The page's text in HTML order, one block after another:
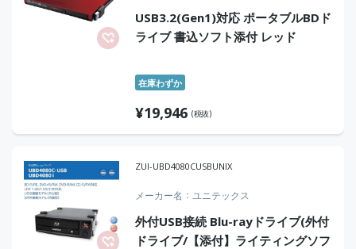
USB3.2(Gen1)対応 ポータブルBDド
ライブ 書込ソフト添付 レッド
在庫わずか
¥19,946 (税抜)
ZUI-UBD4080CUSBUNIX
メーカー名 ユニテックス
外付USB接続 Blu-rayドライブ(外付
ドライブ/【添付】ライティングソフ